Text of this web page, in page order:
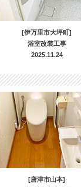
[伊万里市大坪町]
浴室改装工事
2025.11.24
[唐津市山本]